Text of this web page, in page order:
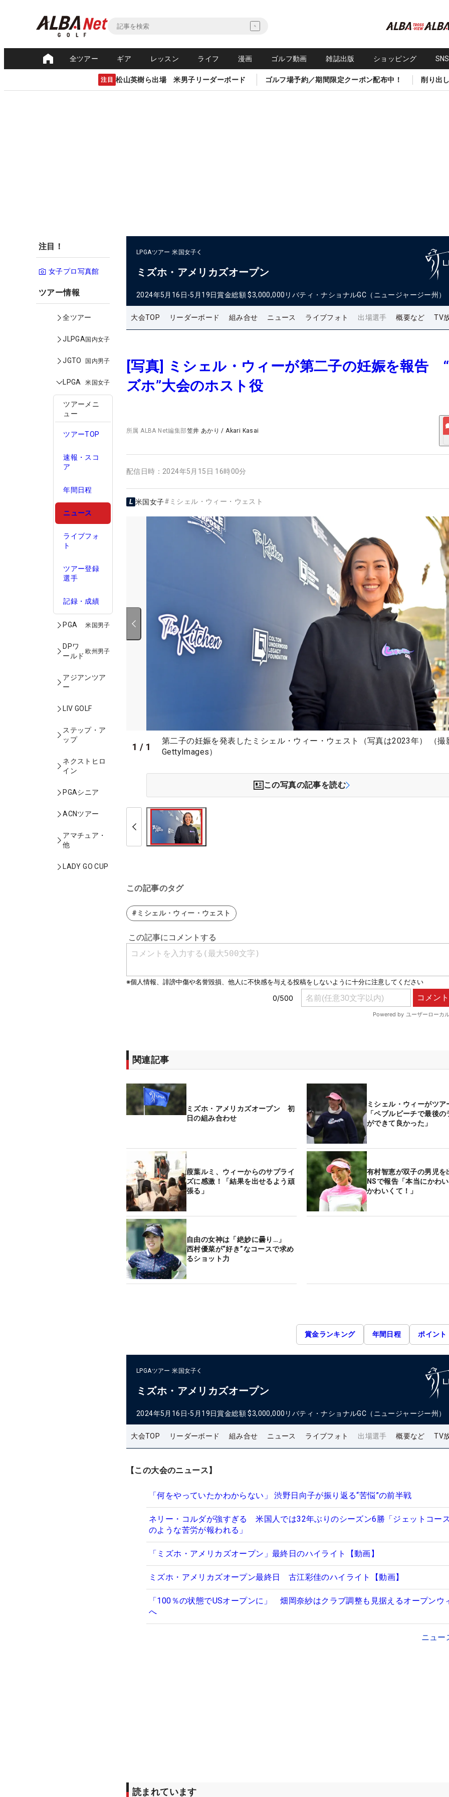
全ツアー ギア レッスン ライフ 漫画 ゴルフ動画 雑誌出版 ショッピング
注目 松山英樹ら出場 米男子リーダーボード ゴルフ場予約／期間限定クーポン配布中！ 削り出
注目！
女子プロ写真館
ツアー情報
全ツアー
JLPGA国内女子
JGTO 国内男子
LPGA 米国女子
ツアーメニ
ュー
ツアーTOP
速報・スコ
ア
年間日程
ニュース
ライブフォ
ト
ツアー登録
選手
記録・成績
PGA 米国男子
DPワ
ールド
欧州男子
アジアンツア
ー
LIV GOLF
ステップ・ア
ップ
ネクストヒロ
イン
PGAシニア
ACNツアー
アマチュア・
他
LADY GO CUP
LPGAツアー 米国女子
ミズホ・アメリカズオープン
2024年5月16日-5月19日賞金総額 $3,000,000 リバティ・ナショナルGC（ニュージャージー州）
大会TOP リーダーボード 組み合せ ニュース ライブフォト 出場選手 概要など TV
[写真] ミシェル・ウィーが第二子の妊娠を報告
ズホ”大会のホスト役
所属ALBA Net編集部笠井 あかり /Akari Kasai
配信日時： 2024年5月15日 16時00分
米国女子# ミシェル・ウィー・ウェスト
1 / 1
第二子の妊娠を発表したミシェル・ウィー・ウェスト（写真は2023年） （撮
GettyImages）
この写真の記事を読む
この記事のタグ
#ミシェル・ウィー・ウェスト
関連記事
ミズホ・アメリカズオープン 初
日の組み合わせ
ミシェル・ウィーがツア
「ペブルビーチで最後
ができて良かった」
葭葉ルミ、ウィーからのサプライ
ズに感激！「結果を出せるよう頑
張る」
有村智恵が双子の男児
NSで報告「本当にかわ
かわいくて！」
自由の女神は「絶妙に曇り…」
西村優菜が“好き”なコースで求め
るショット力
賞金ランキング 年間日程 ポイント
LPGAツアー 米国女子
ミズホ・アメリカズオープン
2024年5月16日-5月19日賞金総額 $3,000,000 リバティ・ナショナルGC（ニュージャージー州）
大会TOP リーダーボード 組み合せ ニュース ライブフォト 出場選手 概要など TV
【この大会のニュース】
「何をやっていたかわからない」 渋野日向子が振り返る“苦悩”の前半戦
ネリー・コルダが強すぎる 米国人では32年ぶりのシーズン6勝「ジェットコー
のような苦労が報われる」
「ミズホ・アメリカズオープン」最終日のハイライト【動画】
ミズホ・アメリカズオープン最終日 古江彩佳のハイライト【動画】
「100％の状態でUSオープンに」 畑岡奈紗はクラブ調整も見据えるオープンウ
へ
ニュー
読まれています